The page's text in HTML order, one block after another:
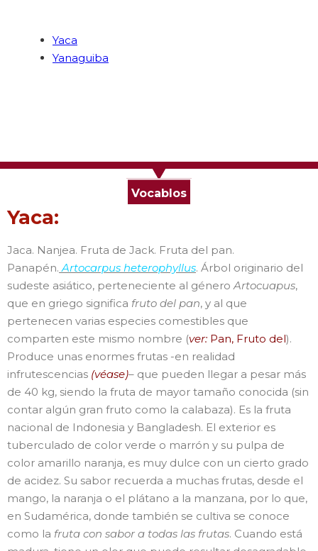
Yaca
Yanaguiba
Vocablos
Yaca:
Jaca. Nanjea. Fruta de Jack. Fruta del pan.
Panapén. Artocarpus heterophyllus. Árbol originario del
sudeste asiático, perteneciente al géneroArtocuapus,
que en griego significa fruto del pan, y al que
pertenecen varias especies comestibles que
comparten este mismo nombre (ver: Pan, Fruto del).
Produce unas enormes frutas -en realidad
infrutescencias (véase)– que pueden llegar a pesar más
de 40 kg, siendo la fruta de mayor tamaño conocida (sin
contar algún gran fruto como la calabaza). Es la fruta
nacional de Indonesia y Bangladesh. El exterior es
tuberculado de color verde o marrón y su pulpa de
color amarillo naranja, es muy dulce con un cierto grado
de acidez. Su sabor recuerda a muchas frutas, desde el
mango, la naranja o el plátano a la manzana, por lo que,
en Sudamérica, donde también se cultiva se conoce
como la fruta con sabor a todas las frutas. Cuando está